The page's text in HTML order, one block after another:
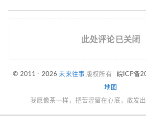
此处评论已关闭
© 2011 - 2026未来往事 版权所有 皖ICP备
地图
我愿像茶一样，把苦涩留在心底，散发出